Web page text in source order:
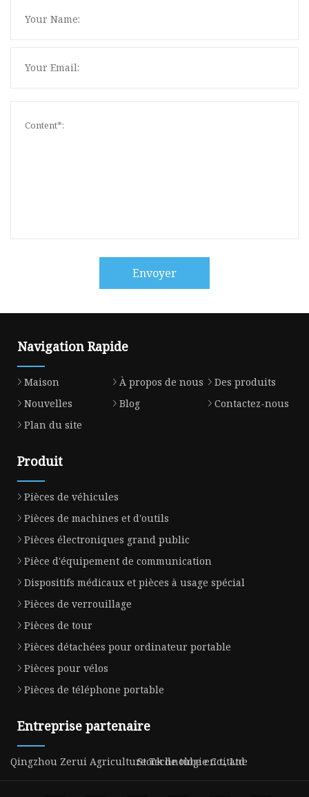
Envoyer
Navigation Rapide
Maison À propos de nous
Des produits
Nouvelles
Blog
Contactez-nous
Plan du site
Produit
Pièces de véhicules
Pièces de machines et d'outils
Pièces électroniques grand public
Pièce d'équipement de communication
Dispositifs médicaux et pièces à usage spécial
Pièces de verrouillage
Pièces de tour
Pièces détachées pour ordinateur portable
Pièces pour vélos
Pièces de téléphone portable
Entreprise partenaire
Qingzhou Zerui Agriculture Technologie Co., Ltd
Stock de tube en titane